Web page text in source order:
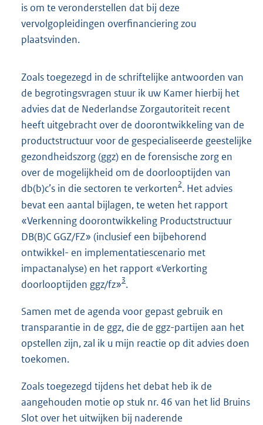
is om te veronderstellen dat bij deze
vervolgopleidingen overfinanciering zou
plaatsvinden.
Zoals toegezegd in de schriftelijke antwoorden van
de begrotingsvragen stuur ik uw Kamer hierbij het
advies dat de Nederlandse Zorgautoriteit recent
heeft uitgebracht over de doorontwikkeling van de
productstructuur voor de gespecialiseerde geestelijke
gezondheidszorg (ggz) en de forensische zorg en
over de mogelijkheid om de doorlooptijden van
db(b)c’s in die sectoren te verkorten2. Het advies
bevat een aantal bijlagen, te weten het rapport
«Verkenning doorontwikkeling Productstructuur
DB(B)C GGZ/FZ» (inclusief een bijbehorend
ontwikkel- en implementatiescenario met
impactanalyse) en het rapport «Verkorting
doorlooptijden ggz/fz»3.
Samen met de agenda voor gepast gebruik en
transparantie in de ggz, die de ggz-partijen aan het
opstellen zijn, zal ik u mijn reactie op dit advies doen
toekomen.
Zoals toegezegd tijdens het debat heb ik de
aangehouden motie op stuk nr. 46 van het lid Bruins
Slot over het uitwijken bij naderende